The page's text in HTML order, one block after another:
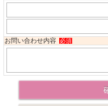
お問い合わせ内容
必須